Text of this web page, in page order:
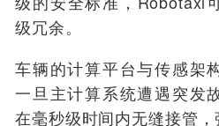
级冗余。
车辆的计算平台与传感架
一旦主计算系统遭遇突发
在毫秒级时间内无缝接管，